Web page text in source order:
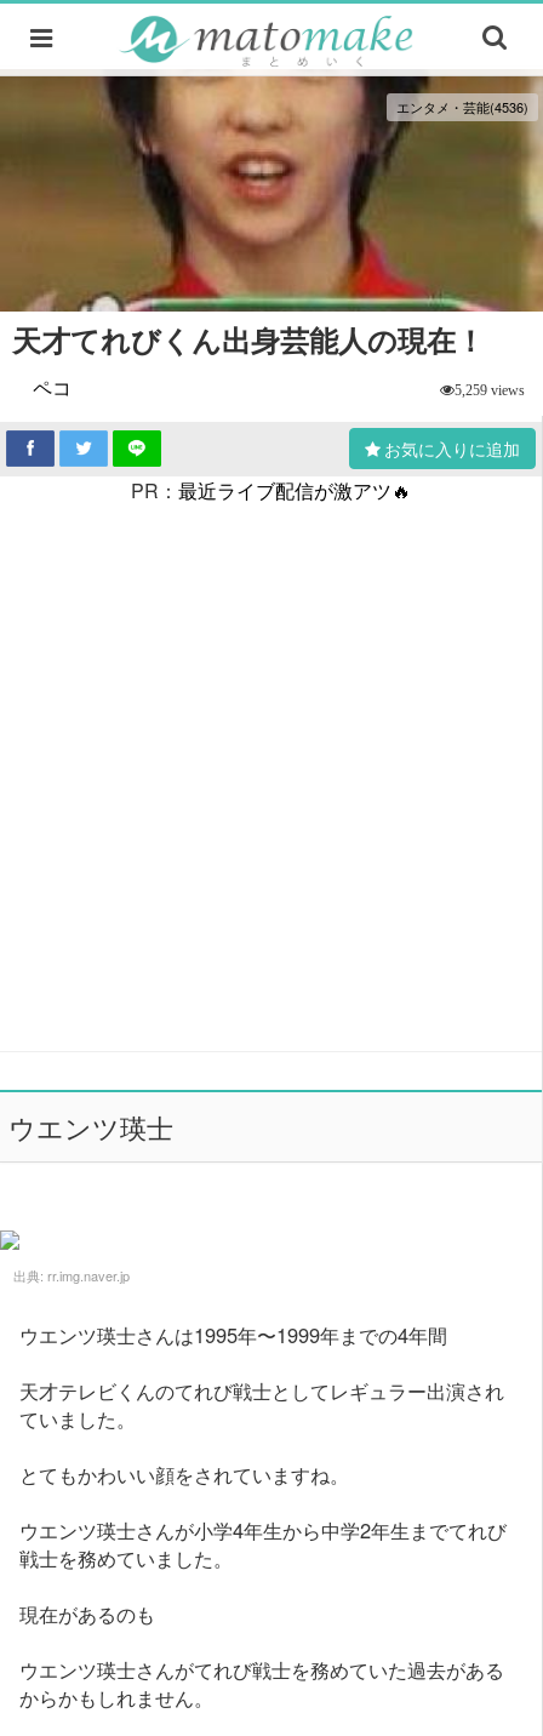
エンタメ・芸能(4536)
天才てれびくん出身芸能人の現在！
ペコ 5,259 views
お気に入りに追加
PR： 最近ライブ配信が激アツ🔥
ウエンツ瑛士
出典: rr.img.naver.jp
ウエンツ瑛士さんは1995年〜1999年までの4年間
天才テレビくんのてれび戦士としてレギュラー出演され
ていました。
とてもかわいい顔をされていますね。
ウエンツ瑛士さんが小学4年生から中学2年生までてれび
戦士を務めていました。
現在があるのも
ウエンツ瑛士さんがてれび戦士を務めていた過去がある
からかもしれません。